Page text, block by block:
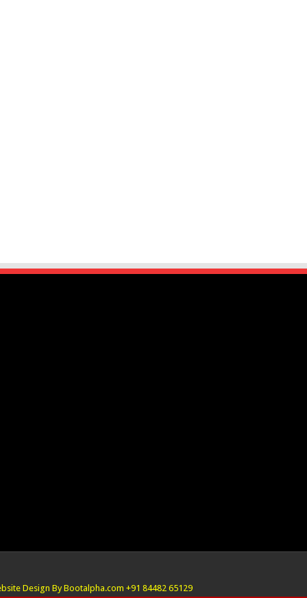
Design By Bootalpha.com +91 84482 65129